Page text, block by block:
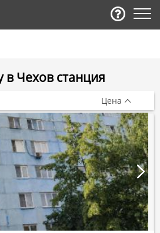
в Чехов станция
Цена